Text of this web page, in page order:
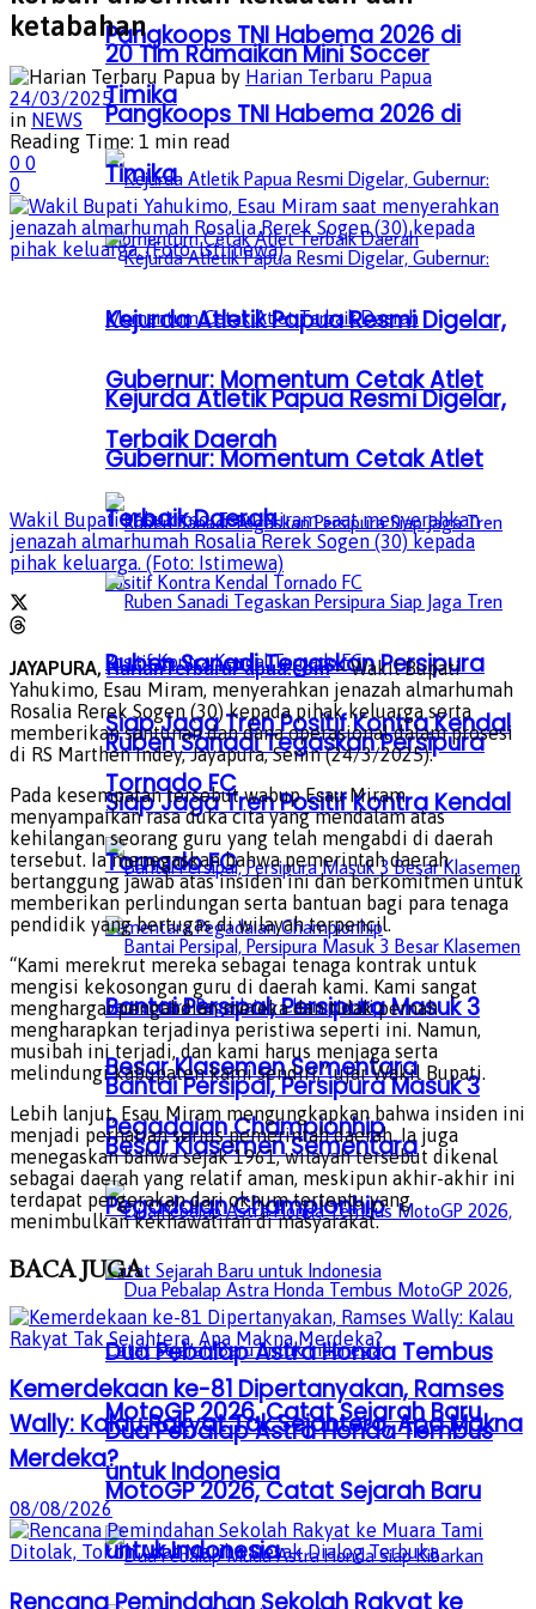
Pangkoops TNI Habema 2026 di
Timika
Kejurda Atletik Papua Resmi Digelar,
Gubernur: Momentum Cetak Atlet
Terbaik Daerah
Ruben Sanadi Tegaskan Persipura
Siap Jaga Tren Positif Kontra Kendal
Tornado FC
Bantai Persipal, Persipura Masuk 3
Besar Klasemen Sementara
Pegadaian Championhip
Dua Pebalap Astra Honda Tembus
MotoGP 2026, Catat Sejarah Baru
untuk Indonesia
20 Tim Ramaikan Mini Soccer
Pangkoops TNI Habema 2026 di
Timika
Kejurda Atletik Papua Resmi Digelar,
Gubernur: Momentum Cetak Atlet
Terbaik Daerah
Ruben Sanadi Tegaskan Persipura
Siap Jaga Tren Positif Kontra Kendal
Tornado FC
Bantai Persipal, Persipura Masuk 3
Besar Klasemen Sementara
Pegadaian Championhip
Dua Pebalap Astra Honda Tembus
MotoGP 2026, Catat Sejarah Baru
untuk Indonesia
ketabahan
by Harian Terbaru Papua
24/03/2025
in NEWS
Reading Time: 1 min read
0 0
0
Wakil Bupati Yahukimo, Esau Miram saat menyerahkan
jenazah almarhumah Rosalia Rerek Sogen (30) kepada
pihak keluarga. (Foto: Istimewa)
JAYAPURA,HarianTerbaruPapua.com– Wakil Bupati
Yahukimo, Esau Miram, menyerahkan jenazah almarhumah
Rosalia Rerek Sogen (30) kepada pihak keluarga serta
memberikan santunan dan dana operasional dalam prosesi
di RS Marthen Indey, Jayapura, Senin (24/3/2025).
Pada kesempatan tersebut wabup Esau Miram
menyampaikan rasa duka cita yang mendalam atas
kehilangan seorang guru yang telah mengabdi di daerah
tersebut. Ia menegaskan bahwa pemerintah daerah
bertanggung jawab atas insiden ini dan berkomitmen untuk
memberikan perlindungan serta bantuan bagi para tenaga
pendidik yang bertugas di wilayah terpencil.
“Kami merekrut mereka sebagai tenaga kontrak untuk
mengisi kekosongan guru di daerah kami. Kami sangat
menghargai pengabdian mereka dan tidak pernah
mengharapkan terjadinya peristiwa seperti ini. Namun,
musibah ini terjadi, dan kami harus menjaga serta
melindungi kabupaten kami sendiri,” ujar Wakil Bupati.
Lebih lanjut, Esau Miram mengungkapkan bahwa insiden ini
menjadi perhatian serius pemerintah daerah. Ia juga
menegaskan bahwa sejak 1961, wilayah tersebut dikenal
sebagai daerah yang relatif aman, meskipun akhir-akhir ini
terdapat pergerakan dari oknum tertentu yang
menimbulkan kekhawatiran di masyarakat.
BACAJUGA
Kemerdekaan ke-81 Dipertanyakan, Ramses
Wally: Kalau Rakyat Tak Sejahtera, Apa Makna
Merdeka?
08/08/2026